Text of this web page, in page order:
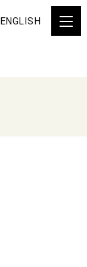
ENGLISH